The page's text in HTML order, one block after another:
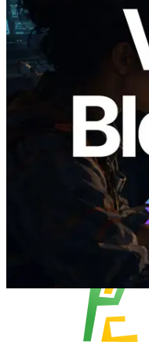
Validators
Block Analyzer
Waktu Produksi
Validator yang